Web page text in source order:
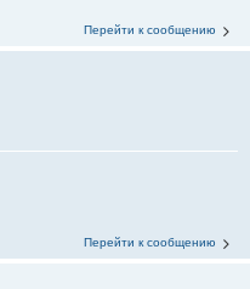
Перейти к сообщению
Перейти к сообщению